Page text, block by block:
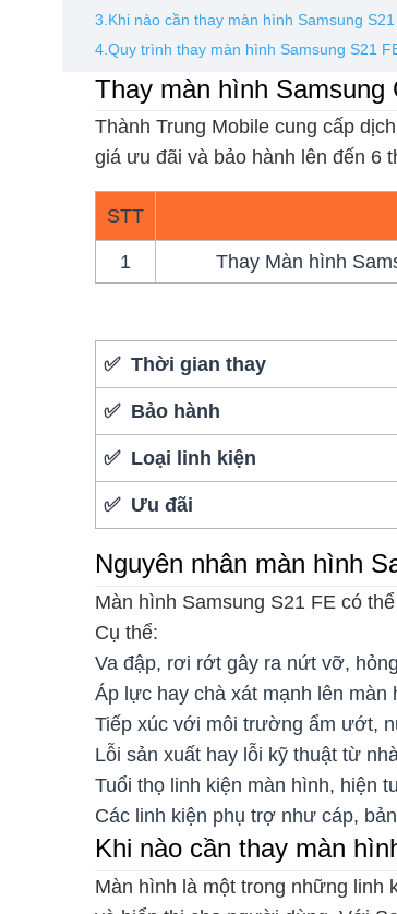
3.Khi nào cần thay màn hình Samsung
4.Quy trình thay màn hình Samsung S21
Thay màn hình Samsung
Thành Trung Mobile cung cấp
giá ưu đãi và bảo hành lên đến 6
STT
1 Thay Màn hình
✅ Thời gian thay
✅ Bảo hành
✅ Loại linh kiện
✅ Ưu đãi
Nguyên nhân màn hình
Màn hình Samsung S21 FE có
Cụ thể:
Va đập, rơi rớt gây ra nứt vỡ,
Áp lực hay chà xát mạnh lên màn
Tiếp xúc với môi trường ẩm ướt,
Lỗi sản xuất hay lỗi kỹ thuật từ
Tuổi thọ linh kiện màn hình, hiện
Các linh kiện phụ trợ như cáp,
Khi nào cần thay màn
Màn hình là một trong những linh